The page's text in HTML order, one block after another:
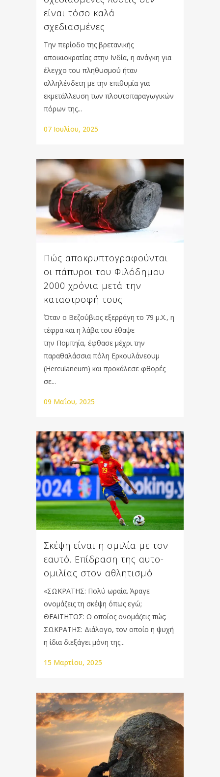
είναι τόσο καλά
σχεδιασμένες
Την περίοδο της βρετανικής
αποικιοκρατίας στην Ινδία, η ανάγκη για
έλεγχο του πληθυσμού ήταν
αλληλένδετη με την επιθυμία για
εκμετάλλευση των πλουτοπαραγωγικών
πόρων της...
07 Ιουλίου, 2025
Πώς αποκρυπτογραφούνται
οι πάπυροι του Φιλόδημου
2000 χρόνια μετά την
καταστροφή τους
Όταν ο Βεζούβιος εξερράγη το 79 μ.Χ., η
τέφρα και η λάβα του έθαψε
την Πομπηία, έφθασε μέχρι την
παραθαλάσσια πόλη Ερκουλάνεουμ
(Herculaneum) και προκάλεσε φθορές
σε...
09 Μαΐου, 2025
Σκέψη είναι η ομιλία με τον
εαυτό. Επίδραση της αυτο-
ομιλίας στον αθλητισμό
«ΣΩΚΡΑΤΗΣ: Πολύ ωραία. Άραγε
ονομάζεις τη σκέψη όπως εγώ;
ΘΕΑΙΤΗΤΟΣ: Ο οποίος ονομάζεις πώς;
ΣΩΚΡΑΤΗΣ: Διάλογο, τον οποίο η ψυχή
η ίδια διεξάγει μόνη της...
15 Μαρτίου, 2025